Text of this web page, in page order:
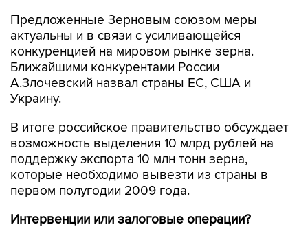
Предложенные Зерновым союзом меры
актуальны и в связи с усиливающейся
конкуренцией на мировом рынке зерна.
Ближайшими конкурентами России
А.Злочевский назвал страны ЕС, США и
Украину.
В итоге российское правительство обсуждает
возможность выделения 10 млрд рублей на
поддержку экспорта 10 млн тонн зерна,
которые необходимо вывезти из страны в
первом полугодии 2009 года.
Интервенции или залоговые операции?